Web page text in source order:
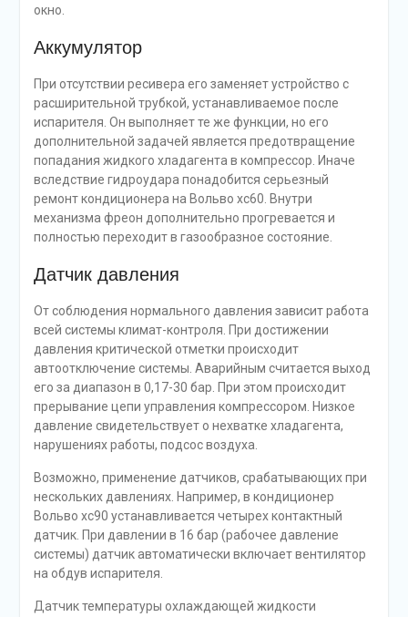
окно.
Аккумулятор
При отсутствии ресивера его заменяет устройство с
расширительной трубкой, устанавливаемое после
испарителя. Он выполняет те же функции, но его
дополнительной задачей является предотвращение
попадания жидкого хладагента в компрессор. Иначе
вследствие гидроудара понадобится серьезный
ремонт кондиционера на Вольво хс60. Внутри
механизма фреон дополнительно прогревается и
полностью переходит в газообразное состояние.
Датчик давления
От соблюдения нормального давления зависит работа
всей системы климат-контроля. При достижении
давления критической отметки происходит
автоотключение системы. Аварийным считается выход
его за диапазон в 0,17-30 бар. При этом происходит
прерывание цепи управления компрессором. Низкое
давление свидетельствует о нехватке хладагента,
нарушениях работы, подсос воздуха.
Возможно, применение датчиков, срабатывающих при
нескольких давлениях. Например, в кондиционер
Вольво хс90 устанавливается четырех контактный
датчик. При давлении в 16 бар (рабочее давление
системы) датчик автоматически включает вентилятор
на обдув испарителя.
Датчик температуры охлаждающей жидкости